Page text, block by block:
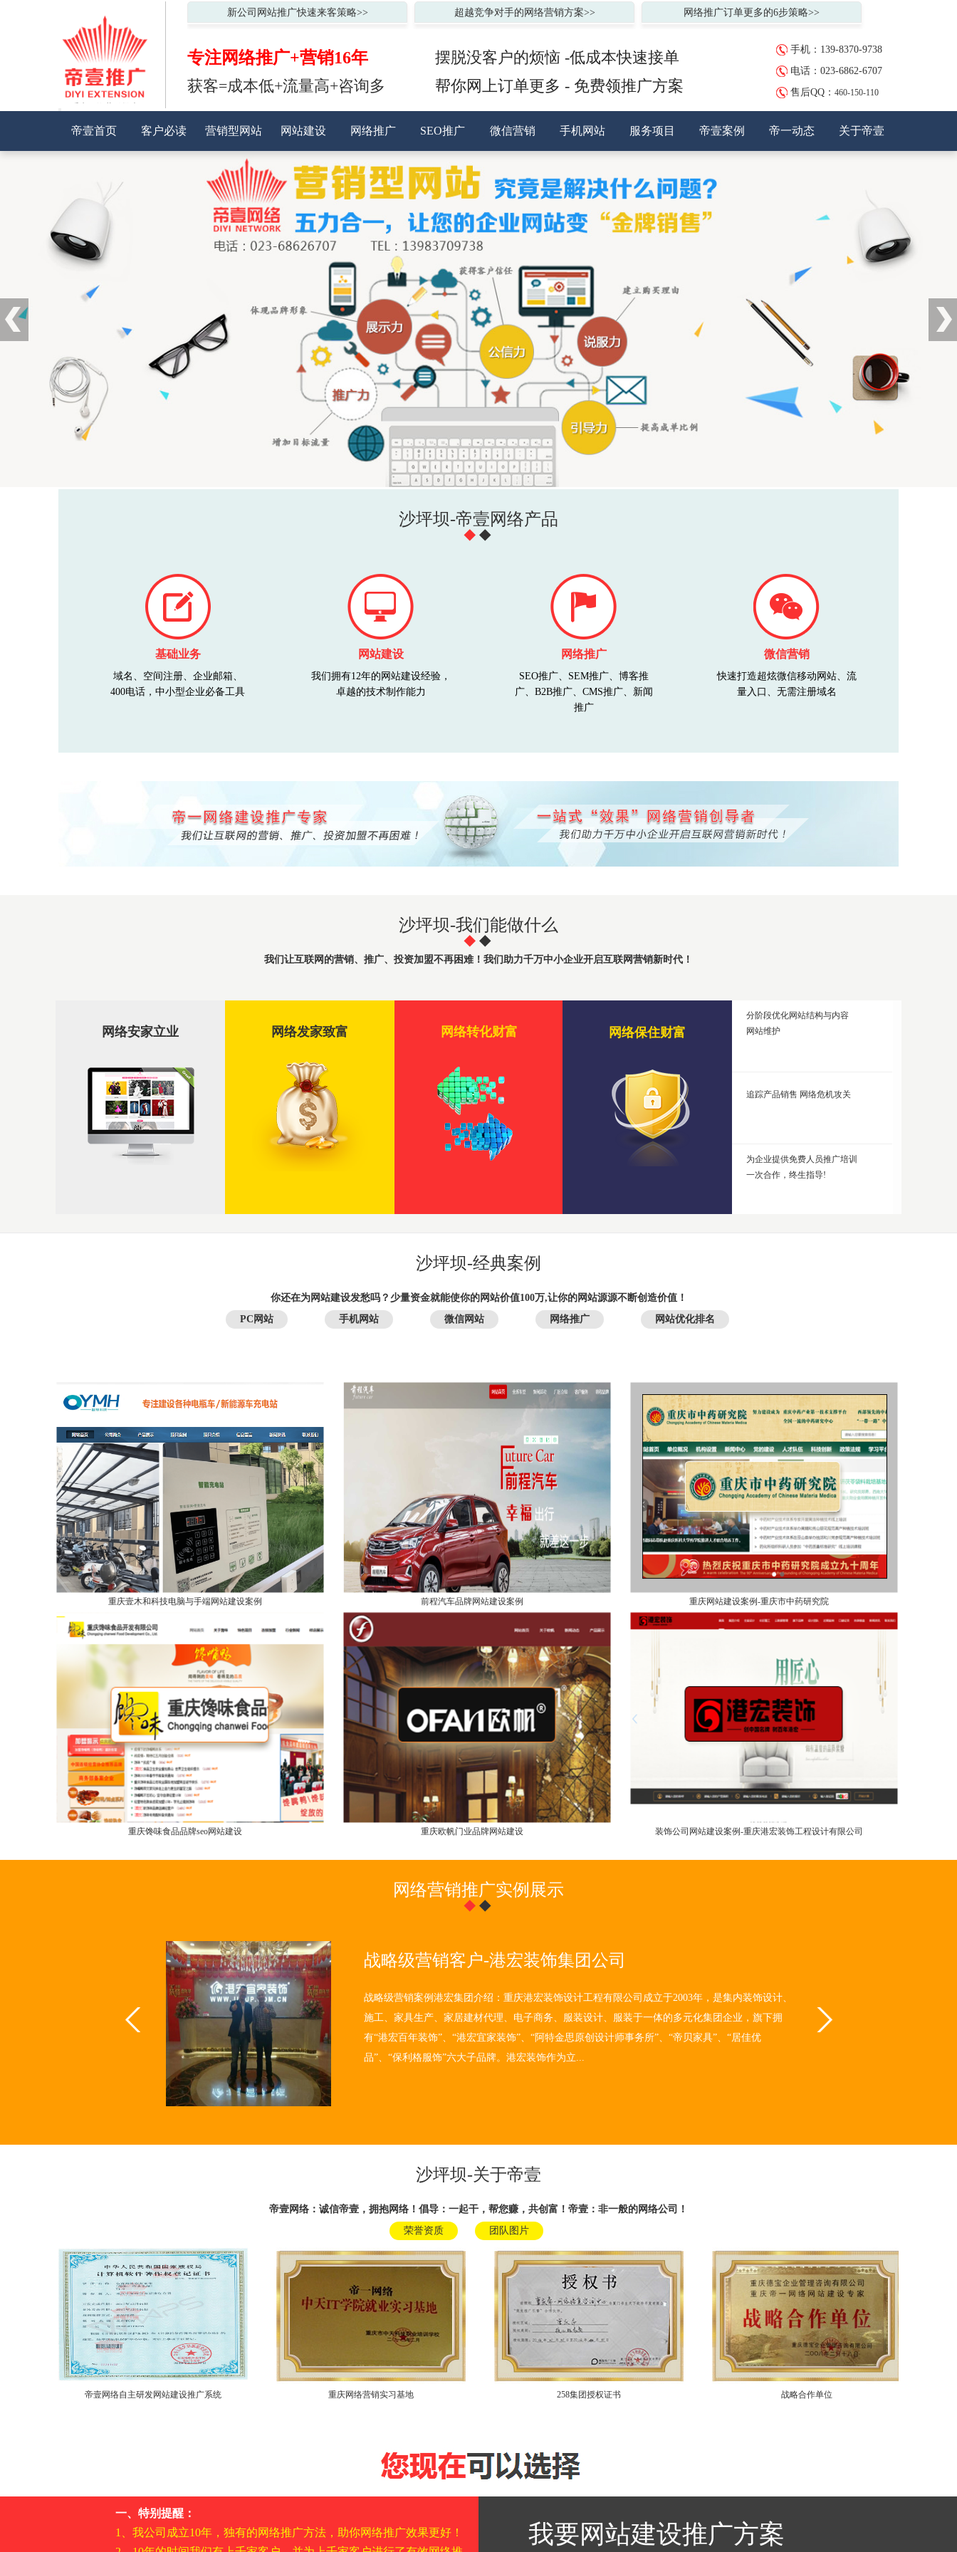
新公司网站推广快速来客策略>> 超越竞争对手的网络营销方案>> 网络推广订单更多的6步策略>>
专注网络推广+营销16年
获客=成本低+流量高+咨询多
摆脱没客户的烦恼 -低成本快速接单
帮你网上订单更多 - 免费领推广方案
手机：139-8370-9738
电话：023-6862-6707
售后QQ： 460-150-110
客户必读
营销型网站
SEO推广
帝壹首页 客户必读 营销型网站 网站建设 网络推广 SEO推广 微信营销 手机网站 服务项目 帝壹案例 帝一动态 关于帝壹
沙坪坝-帝壹网络产品
基础业务
域名、空间注册、企业邮箱、
400电话，中小型企业必备工具
网站建设
我们拥有12年的网站建设经验，
卓越的技术制作能力
网络推广
SEO推广、SEM推广、博客推
广、B2B推广、CMS推广、新闻
推广
微信营销
快速打造超炫微信移动网站、流
量入口、无需注册域名
沙坪坝-我们能做什么
我们让互联网的营销、推广、投资加盟不再困难！我们助力千万中小企业开启互联网营销新时代！
网络安家立业
网站域名、空间
营销型、品牌型网站建设、 移动手机
网络发家致富
网站优化(seo)
全网推广 视频摄制营销
网络转化财富 400电话
网站代言人秀客
网络保住财富
分阶段优化网站结构与内容
网站维护
追踪产品销售 网络危机攻关
为企业提供免费人员推广培训
一次合作，终生指导!
沙坪坝-经典案例
你还在为网站建设发愁吗？少量资金就能使你的网站价值100万,让你的网站源源不断创造价值！
PC网站
手机网站 微信网站 网络推广 网站优化排名
重庆壹木和科技电脑与手端网站建设案例 前程汽车品牌网站建设案例 重庆网站建设案例-重庆市中药研究院
重庆馋味食品品牌seo网站建设 重庆欧帆门业品牌网站建设 装饰公司网站建设案例-重庆港宏装饰工程设计有限公司
网络营销推广实例展示
战略级营销客户-港宏装饰集团公司
战略级营销案例港宏集团介绍：重庆港宏装饰设计工程有限公司成立于2003年，是集内装饰设计、
施工、家具生产、家居建材代理、电子商务、服装设计、服装于一体的多元化集团企业，旗下拥
有“港宏百年装饰”、“港宏宜家装饰”、“阿特金思原创设计师事务所”、“帝贝家具”、“居佳优
品”、“保利格服饰”六大子品牌。港宏装饰作为立...
沙坪坝-关于帝壹
帝壹网络：诚信帝壹，拥抱网络！倡导：一起干，帮您赚，共创富！帝壹：非一般的网络公司！
荣誉资质
团队图片
帝壹网络自主研发网站建设推广系统 重庆网络营销实习基地 258集团授权证书 战略合作单位
一、特别提醒：
1、我公司成立10年，独有的网络推广方法，助你网络推广效果更好！
我要网站建设推广方案